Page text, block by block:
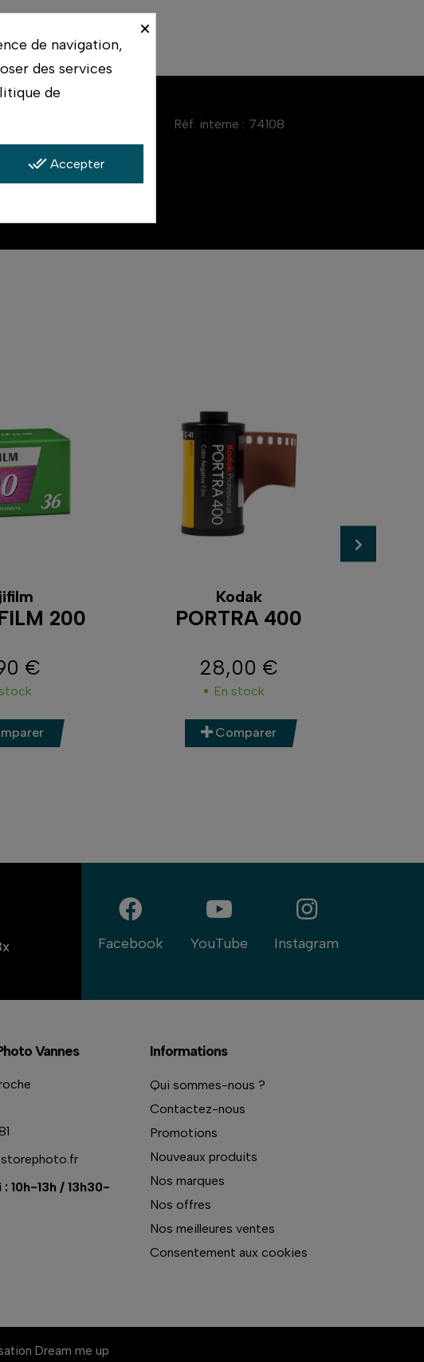
Réf. interne : 74108
200
Prix€
Kodak
PORTRA 400
Prix
28,00 €
En stock
Comparer
Facebook YouTube Instagram
Vannes
10h-13h / 13h30-
Informations
Qui sommes-nous ?
Contactez-nous
Promotions
Nouveaux produits
Nos marques
Nos offres
Nos meilleures ventes
Consentement aux cookies
Dream me up
×
de navigation,
des services
de
done_all Accepter